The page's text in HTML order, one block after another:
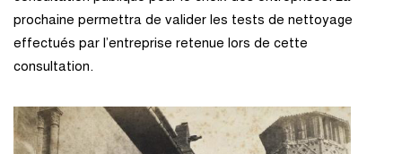
prochaine permettra de valider les tests de nettoyage
effectués par l’entreprise retenue lors de cette
consultation.